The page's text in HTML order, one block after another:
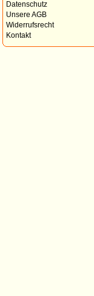
Datenschutz
Unsere AGB
Widerrufsrecht
Kontakt